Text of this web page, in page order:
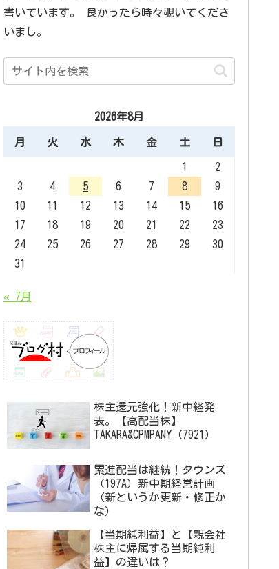
書いています。 良かったら時々覗いてくださ
いまし。
2026年8月
月 火 水 木 金 土 日
1
2
3
4 5 6 7 8
9
10
11 12 13 14 15
16
17
18 19 20 21 22
23
24
25 26 27 28 29
30
31
« 7月
株主還元強化！新中経発
表。【高配当株】
TAKARA&CPMPANY（7921）
累進配当は継続！タウンズ
（197A）新中期経営計画
（新というか更新・修正か
な）
【当期純利益】と【親会社
株主に帰属する当期純利
益】の違いは？